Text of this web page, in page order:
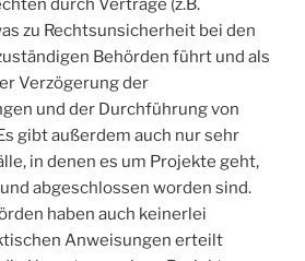
durch Verträge (z.B.
zu Rechtsunsicherheit bei den
Behörden führt und als
Verzögerung der
und der Durchführung von
gibt außerdem auch nur sehr
in denen es um Projekte geht,
abgeschlossen worden sind.
haben auch keinerlei
Anweisungen erteilt